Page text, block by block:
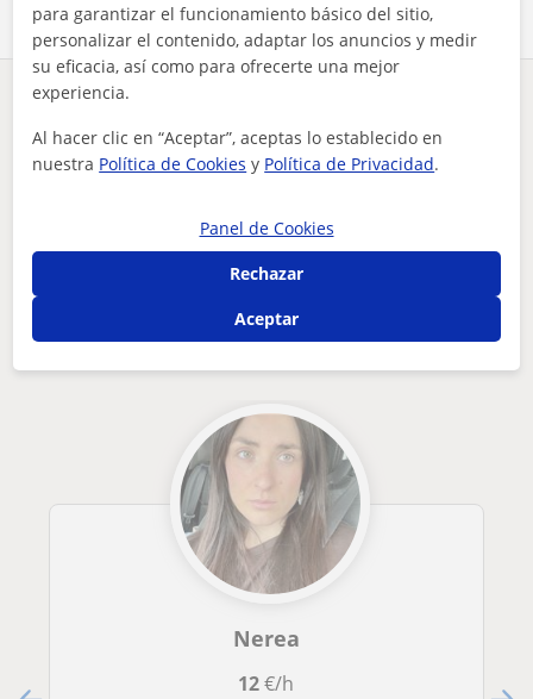
¿Hay algún error en este perfil?
Tus clases particulares
Lengua gallega y literatura
Otros profesores de Lengua gallega y
literatura en Salceda de Caselas que
pueden interesarte
Nerea
12€/h
para garantizar el funcionamiento básico del sitio,
personalizar el contenido, adaptar los anuncios y medir
su eficacia, así como para ofrecerte una mejor
experiencia.
Al hacer clic en “Aceptar”, aceptas lo establecido en
nuestra Política de Cookies y Política de Privacidad.
Panel de Cookies
Rechazar
Aceptar